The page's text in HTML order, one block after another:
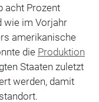
acht Prozent
wie im Vorjahr
amerikanische
die Produktion
Staaten zuletzt
werden, damit